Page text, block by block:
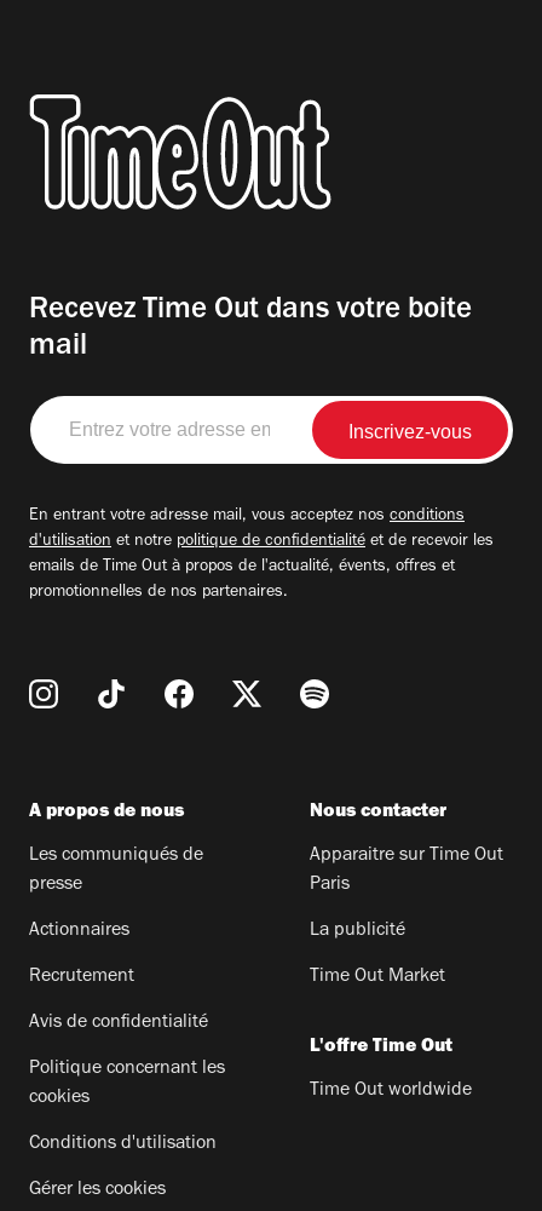
Recevez Time Out dans votre boite
mail
Entrez
votre
adresse
En entrant votre adresse mail, vous acceptez nos conditions
d'utilisation et notre politique de confidentialité et de recevoir les
emails de Time Out à propos de l'actualité, évents, offres et
promotionnelles de nos partenaires.
A propos de nous
Les communiqués de
presse
Actionnaires
Recrutement
Avis de confidentialité
Politique concernant les
cookies
Conditions d'utilisation
Gérer les cookies
Nous contacter
Apparaitre sur Time Out
Paris
La publicité
Time Out Market
L'offre Time Out
Time Out worldwide